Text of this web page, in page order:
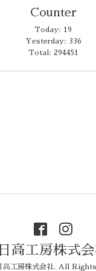
Counter
Today: 19
Yesterday: 336
Total: 294451
日高工房株式
高工房株式会社. All